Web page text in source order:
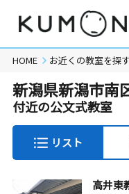
HOME お近くの教室を探す
新潟県新潟市南
付近の公文式教室
リスト
高井東